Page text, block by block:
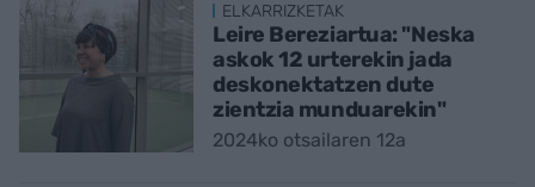
ELKARRIZKETAK
Leire Bereziartua: "Neska
askok 12 urterekin jada
deskonektatzen dute
zientzia munduarekin"
2024ko otsailaren 12a